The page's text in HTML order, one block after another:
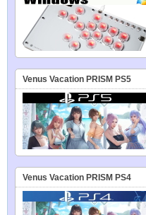
Venus Vacation PRISM PS5
Venus Vacation PRISM PS4